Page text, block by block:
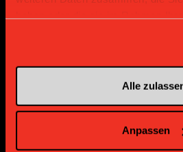
Alle
Anpassen